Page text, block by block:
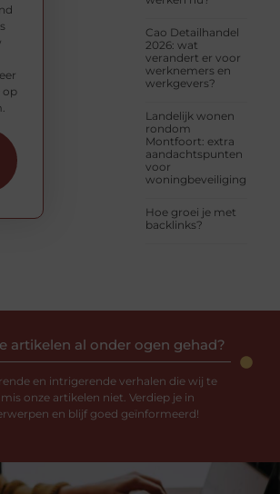
Cao Detailhandel
2026: wat
verandert er voor
werknemers en
werkgevers?
Landelijk wonen
rondom
Montfoort: extra
aandachtspunten
voor
woningbeveiliging
Hoe groei je met
backlinks?
op
artikelen al onder ogen gehad?
en intrigerende verhalen die wij te
onze artikelen niet. Verdiep je in
en blijf goed geïnformeerd!